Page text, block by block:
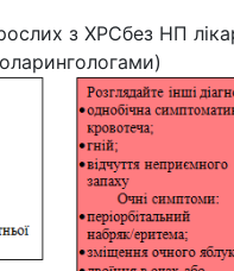
з ХРСбез НП